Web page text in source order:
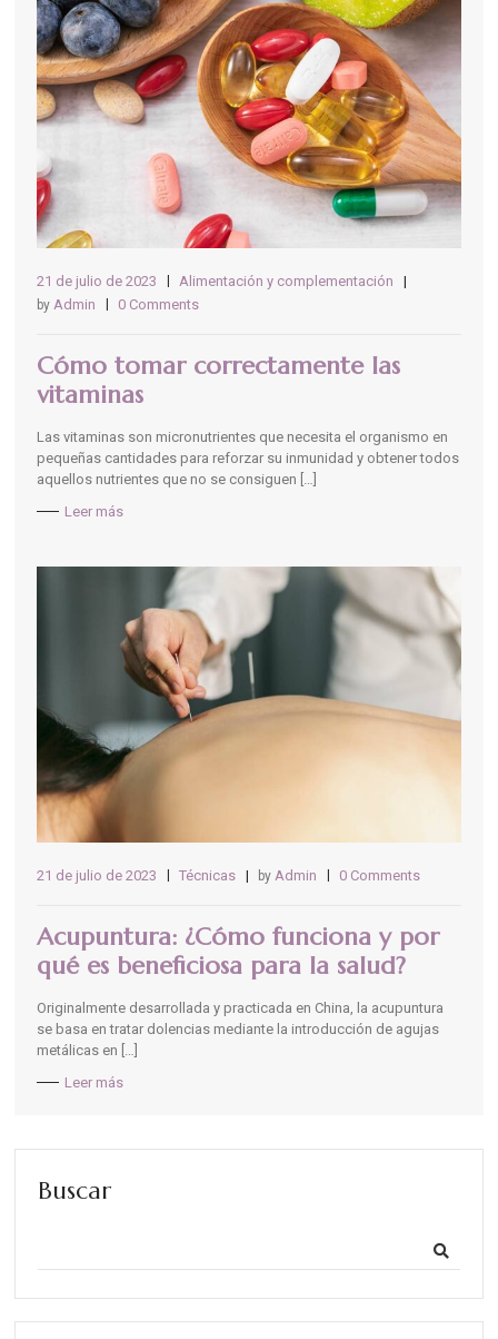
21 de julio de 2023 Alimentación y complementación
by Admin 0 Comments
Cómo tomar correctamente las
vitaminas
Las vitaminas son micronutrientes que necesita el organismo en
pequeñas cantidades para reforzar su inmunidad y obtener todos
aquellos nutrientes que no se consiguen […]
21 de julio de 2023 Técnicas by Admin 0 Comments
Acupuntura: ¿Cómo funciona y por
qué es beneficiosa para la salud?
Originalmente desarrollada y practicada en China, la acupuntura
se basa en tratar dolencias mediante la introducción de agujas
metálicas en […]
Buscar